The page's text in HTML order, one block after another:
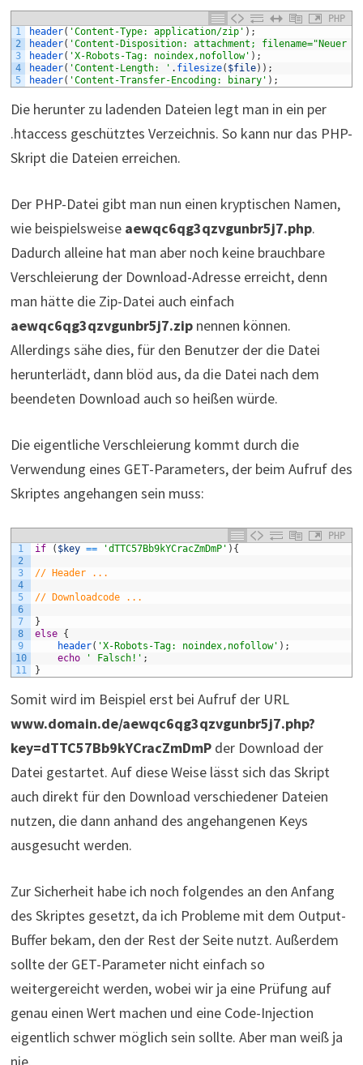
PHP
1
2
3
4
5
header( 'Content-Type: application/zip' ) ;
header( 'Content-Disposition: attachment; filename="Neuer
header( 'X-Robots-Tag: noindex,nofollow' ) ;
header( 'Content-Length: ' . filesize( $file) ) ;
header( 'Content-Transfer-Encoding: binary' ) ;
Die herunter zu ladenden Dateien legt man in ein per
.htaccess geschütztes Verzeichnis. So kann nur das PHP-
Skript die Dateien erreichen.
Der PHP-Datei gibt man nun einen kryptischen Namen,
wie beispielsweise aewqc6qg3qzvgunbr5j7.php.
Dadurch alleine hat man aber noch keine brauchbare
Verschleierung der Download-Adresse erreicht, denn
man hätte die Zip-Datei auch einfach
aewqc6qg3qzvgunbr5j7.zipnennen können.
Allerdings sähe dies, für den Benutzer der die Datei
herunterlädt, dann blöd aus, da die Datei nach dem
beendeten Download auch so heißen würde.
Die eigentliche Verschleierung kommt durch die
Verwendung eines GET-Parameters, der beim Aufruf des
Skriptes angehangen sein muss:
PHP
1
2
3
4
5
6
7
8
9
10
11
if ( $key == 'dTTC57Bb9kYCracZmDmP' ) {
// Header ...
// Downloadcode ...
}
else {
header( 'X-Robots-Tag: noindex,nofollow' ) ;
echo
' Falsch!' ;
}
Somit wird im Beispiel erst bei Aufruf der URL
www.domain.de/aewqc6qg3qzvgunbr5j7.php?
key=dTTC57Bb9kYCracZmDmPder Download der
Datei gestartet. Auf diese Weise lässt sich das Skript
auch direkt für den Download verschiedener Dateien
nutzen, die dann anhand des angehangenen Keys
ausgesucht werden.
Zur Sicherheit habe ich noch folgendes an den Anfang
des Skriptes gesetzt, da ich Probleme mit dem Output-
Buffer bekam, den der Rest der Seite nutzt. Außerdem
sollte der GET-Parameter nicht einfach so
weitergereicht werden, wobei wir ja eine Prüfung auf
genau einen Wert machen und eine Code-Injection
eigentlich schwer möglich sein sollte. Aber man weiß ja
nie.